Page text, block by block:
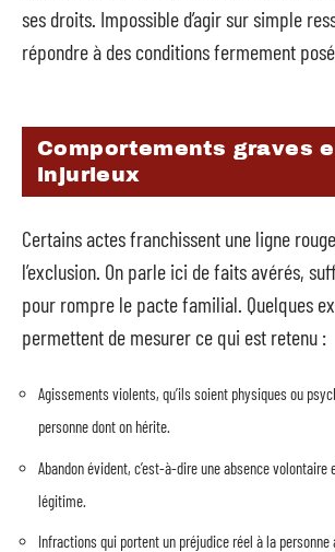
ses droits. Impossible d’agir sur simple
répondre à des conditions fermement
Comportements graves
injurieux
Certains actes franchissent une ligne
l’exclusion. On parle ici de faits avérés,
pour rompre le pacte familial. Quelques
permettent de mesurer ce qui est retenu :
Agissements violents, qu’ils soient physiques ou
personne dont on hérite.
Abandon évident, c’est-à-dire une absence
légitime.
Infractions qui portent un préjudice réel à la